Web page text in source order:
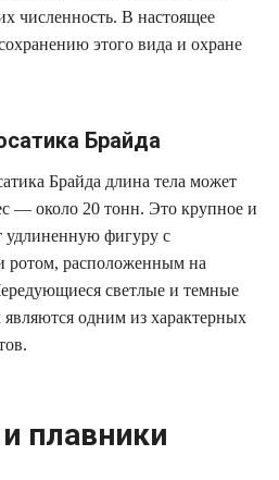
численность. В настоящее
этого вида и охране
Брайда
Брайда длина тела может
— около 20 тонн. Это крупное и
удлиненную фигуру с
ротом, расположенным на
светлые и темные
одним из характерных
плавники